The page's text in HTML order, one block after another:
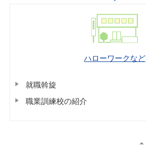
ハローワークなど
就職斡旋
職業訓練校の紹介